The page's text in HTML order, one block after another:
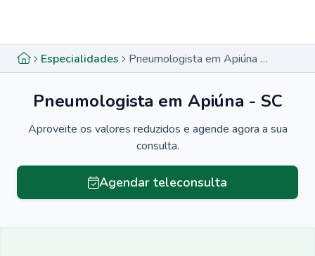
Especialidades Pneumologista em Apiúna - SC
Pneumologista em Apiúna - SC
Aproveite os valores reduzidos e agende agora a sua
consulta.
Agendar teleconsulta